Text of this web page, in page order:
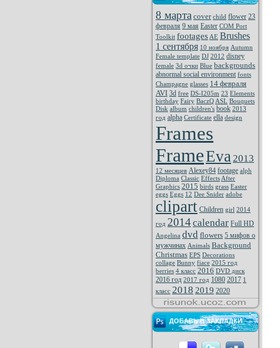
8 марта cover child flower 23
февраля 9 мая Easter COM Port
Toolkit footages AE Brushes
1 сентября 10 ноября Autumn
Female template DJ 2012 disney
female 3d очки Blue backgrounds
abnormal social environment fonts
Champagne glasses 14 февраля
AVI 3d free DS-I205m 23 Elements
birthday Fairy BaczQ ASL Bouquets
Disk album children's book 2013
год alpha Certificate ella design
Frames
FrameEva 2013
12 месяцев Alexey84 footage alph
Diploma Classic Effects After
Graphics 2015 birds grass Easter
eggs Eggs 12 Dee Snider adobe
clipart Children girl 2014
год 2014calendar Full HD
Angelina dvd flowers 5 мифов о
мужчинах Animals Background
Christmas EPS Decorations
collage Bunny fiace 2015 год
berries 4 класс 2016 DVD диск
2016 год 2017 год 1080 2017 1
класс 2018 2019 2020
ДОБАВЬ В ЗАКЛАДКИ